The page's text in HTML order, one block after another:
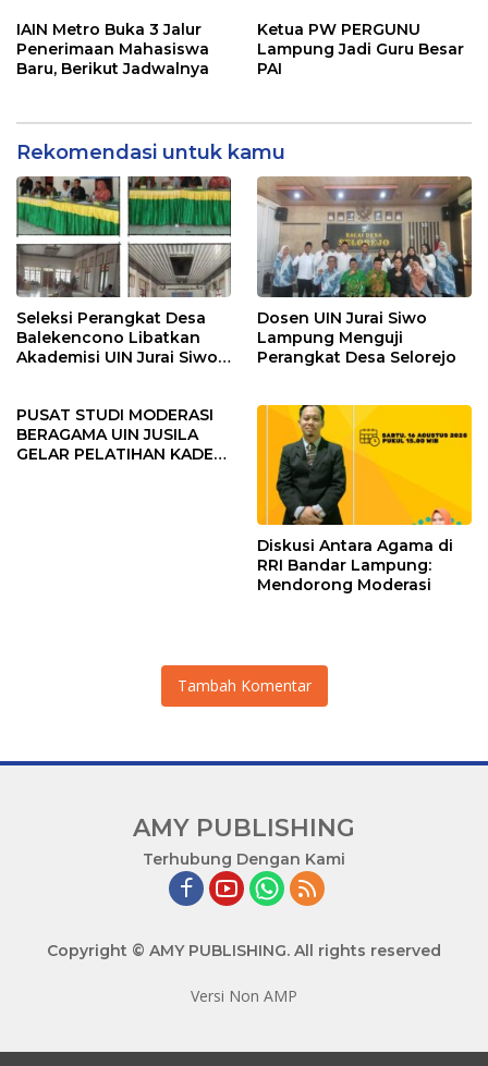
Lampung di Visitasi
Berdimensi Lintas dan
Berdampak Positif
IAIN Metro Buka 3 Jalur
Penerimaan Mahasiswa
Baru, Berikut Jadwalnya
Ketua PW PERGUNU
Lampung Jadi Guru Besar
PAI
Rekomendasi untuk kamu
Seleksi Perangkat Desa
Balekencono Libatkan
Akademisi UIN Jurai Siwo
Dosen UIN Jurai Siwo
Lampung Menguji
Perangkat Desa Selorejo
PUSAT STUDI MODERASI
BERAGAMA UIN JUSILA
GELAR PELATIHAN KADER
Diskusi Antara Agama di
RRI Bandar Lampung:
Mendorong Moderasi
Tambah Komentar
AMY PUBLISHING
a
Terhubung Dengan Kami
Copyright © AMY PUBLISHING. All rights reserved
Versi Non AMP